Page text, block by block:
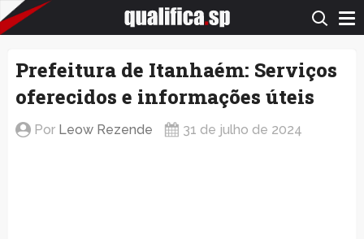
QualificaSP.com
Prefeitura de Itanhaém: Serviços
oferecidos e informações úteis
Por Leow Rezende 31 de julho de 2024